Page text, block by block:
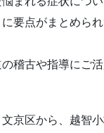
要点がまとめられ
稽古や指導にご活
京区から、越智小